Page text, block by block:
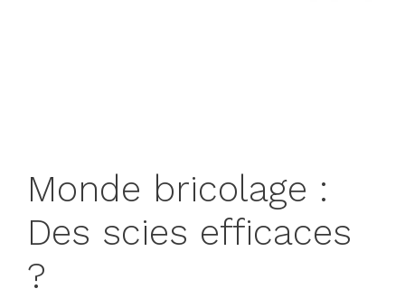
Monde bricolage :
Des scies efficaces
?